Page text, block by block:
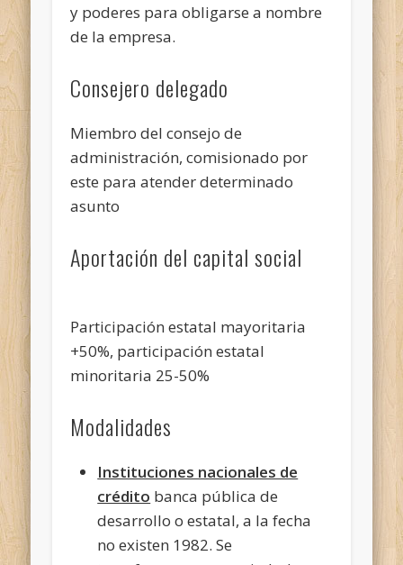
y poderes para obligarse a nombre
de la empresa.
Consejero delegado
Miembro del consejo de
administración, comisionado por
este para atender determinado
asunto
Aportación del capital social
Participación estatal mayoritaria
+50%, participación estatal
minoritaria 25-50%
Modalidades
Instituciones nacionales de
crédito banca pública de
desarrollo o estatal, a la fecha
no existen 1982. Se